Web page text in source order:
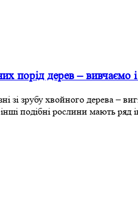
порід дерев – вивчаємо
зі зрубу хвойного дерева –
подібні рослини мають